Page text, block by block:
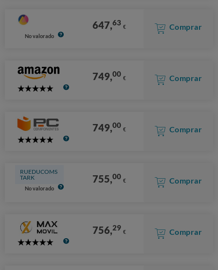
No valorado
647,63 € Comprar
5
749,00 € Comprar
5
749,00 € Comprar
RUEDUCOMS
TARK
No valorado
755,00 € Comprar
5
756,29 € Comprar